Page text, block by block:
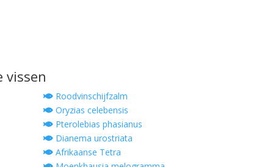
vissen
Roodvinschijfzalm
Oryzias celebensis
Pterolebias phasianus
Dianema urostriata
Afrikaanse Tetra